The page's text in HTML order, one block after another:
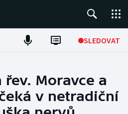
SLEDOVAT
Moravce a
v netradiční